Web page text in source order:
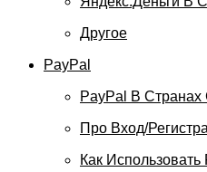
Другое
PayPal
PayPal В
Про Вход/
Как Использовать